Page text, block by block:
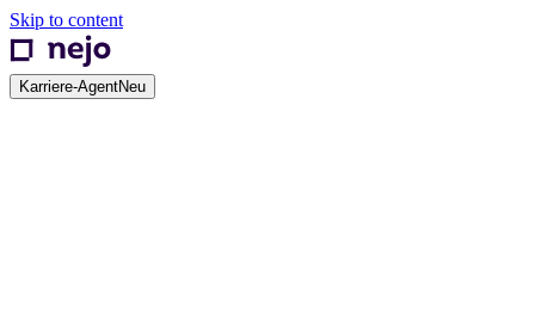
Skip to content
Karriere-AgentNeu